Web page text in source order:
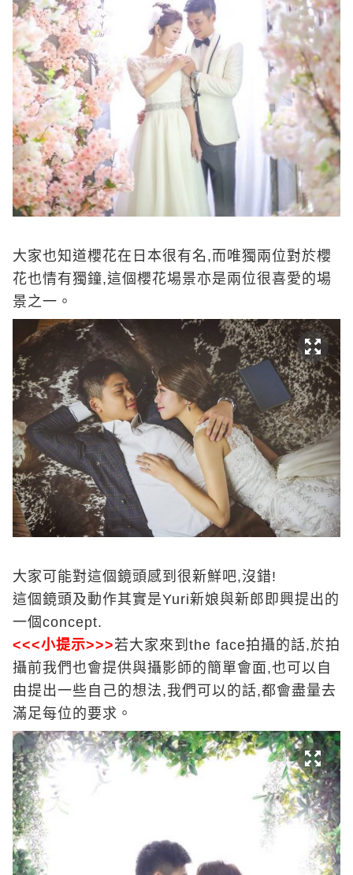
大家也知道櫻花在日本很有名,而唯獨兩位對於櫻
花也情有獨鐘,這個櫻花場景亦是兩位很喜愛的場
景之一。
大家可能對這個鏡頭感到很新鮮吧,沒錯!
這個鏡頭及動作其實是Yuri新娘與新郎即興提出的
一個concept.
<<<小提示>>>若大家來到the face拍攝的話,於拍
攝前我們也會提供與攝影師的簡單會面,也可以自
由提出一些自己的想法,我們可以的話,都會盡量去
滿足每位的要求。